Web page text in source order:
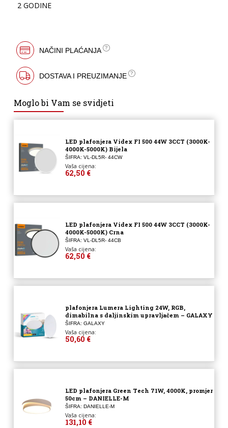
2 GODINE
NAČINI PLAĆANJA
DOSTAVA I PREUZIMANJE
Moglo bi Vam se svidjeti
LED plafonjera Videx FI 500 44W 3CCT (3000K-
4000K-5000K) Bijela
ŠIFRA: VL-DL5R- 44CW
Vaša cijena:
62,50 €
LED plafonjera Videx FI 500 44W 3CCT (3000K-
4000K-5000K) Crna
ŠIFRA: VL-DL5R- 44CB
Vaša cijena:
62,50 €
plafonjera Lumera Lighting 24W, RGB,
dimabilna s daljinskim upravljačem – GALAXY
ŠIFRA: GALAXY
Vaša cijena:
50,60 €
LED plafonjera Green Tech 71W, 4000K, promjer
50cm – DANIELLE-M
ŠIFRA: DANIELLE-M
Vaša cijena:
131,10 €